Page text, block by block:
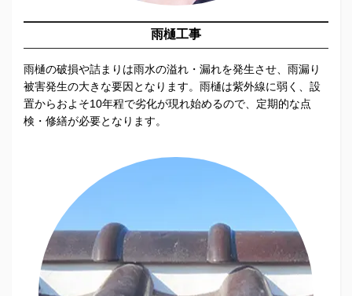
雨樋工事
雨樋の破損や詰まりは雨水の溢れ・漏れを発生させ、雨漏り
被害発生の大きな要因となります。雨樋は紫外線に弱く、設
置からおよそ10年程で劣化が現れ始めるので、定期的な点
検・修繕が必要となります。